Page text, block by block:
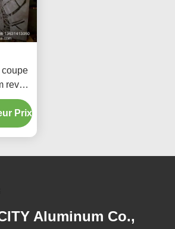
revêtu
des
une
la
Prix
Aluminum Co.,